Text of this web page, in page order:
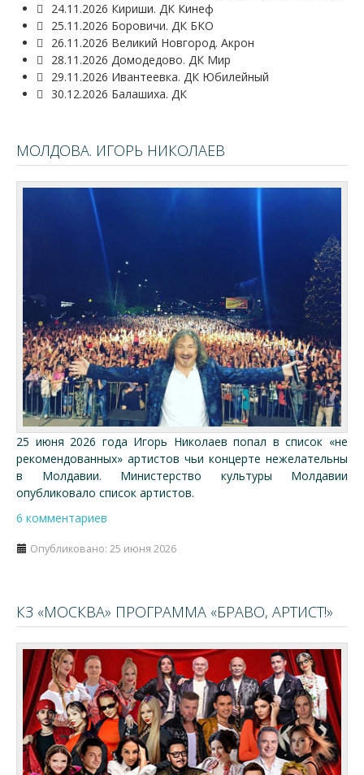
24.11.2026 Кириши. ДК Кинеф
25.11.2026 Боровичи. ДК БКО
26.11.2026 Великий Новгород. Акрон
28.11.2026 Домодедово. ДК Мир
29.11.2026 Ивантеевка. ДК Юбилейный
30.12.2026 Балашиха. ДК
МОЛДОВА. ИГОРЬ НИКОЛАЕВ
25 июня 2026 года Игорь Николаев попал в список «не
рекомендованных» артистов чьи концерте нежелательны
в Молдавии. Министерство культуры Молдавии
опубликовало список артистов.
6 комментариев
Опубликовано: 25 июня 2026
КЗ «МОСКВА» ПРОГРАММА «БРАВО, АРТИСТ!»